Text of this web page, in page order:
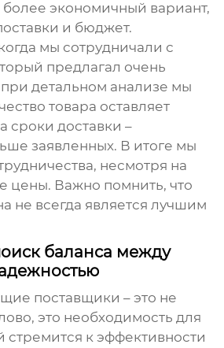
экономичный вариант,
и бюджет.
мы сотрудничали с
предлагал очень
детальном анализе мы
товара оставляет
сроки доставки –
заявленных. В итоге мы
несмотря на
цены. Важно помнить, что
не всегда является лучшим
баланса между
поставщики – это не
это необходимость для
стремится к эффективности